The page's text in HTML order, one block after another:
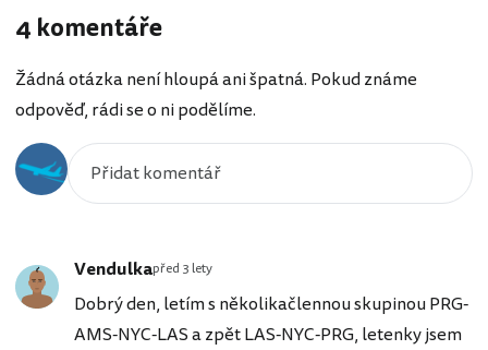
4 komentáře
Žádná otázka není hloupá ani špatná. Pokud známe
odpověď, rádi se o ni podělíme.
Vendulkapřed 3 lety
Dobrý den, letím s několikačlennou skupinou PRG-
AMS-NYC-LAS a zpět LAS-NYC-PRG, letenky jsem